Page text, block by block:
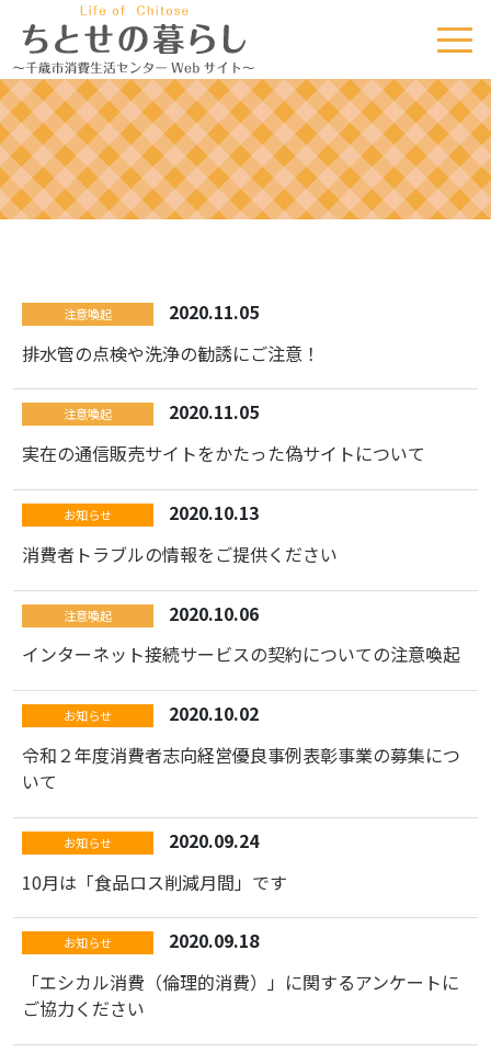
注意喚起
2020.11.05
排水管の点検や洗浄の勧誘にご注意！
注意喚起
2020.11.05
実在の通信販売サイトをかたった偽サイトについて
お知らせ
2020.10.13
消費者トラブルの情報をご提供ください
注意喚起
2020.10.06
インターネット接続サービスの契約についての注意喚起
お知らせ
2020.10.02
令和２年度消費者志向経営優良事例表彰事業の募集につ
いて
お知らせ
2020.09.24
10月は「食品ロス削減月間」です
お知らせ
2020.09.18
「エシカル消費（倫理的消費）」に関するアンケートに
ご協力ください